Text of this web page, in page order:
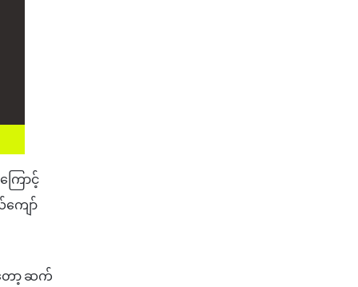
ောင့်
ျော်
ော့ ဆက်